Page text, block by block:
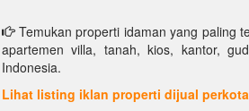
Temukan properti idaman yang paling
apartemen villa, tanah, kios, kantor,
Indonesia.
Lihat listing iklan properti dijual perkota